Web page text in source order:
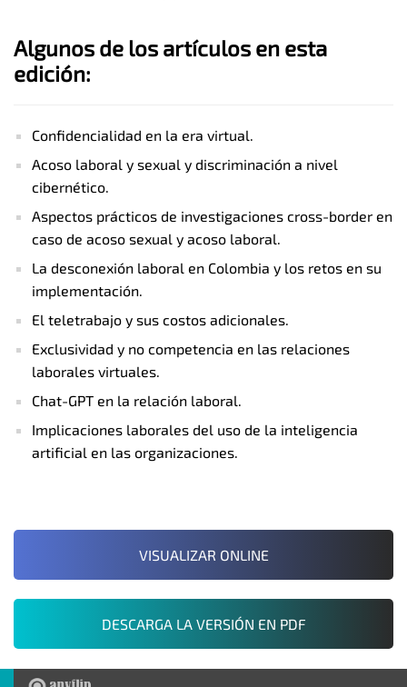
Algunos de los artículos en esta
edición:
Confidencialidad en la era virtual.
Acoso laboral y sexual y discriminación a nivel
cibernético.
Aspectos prácticos de investigaciones cross-border en
caso de acoso sexual y acoso laboral.
La desconexión laboral en Colombia y los retos en su
implementación.
El teletrabajo y sus costos adicionales.
Exclusividad y no competencia en las relaciones
laborales virtuales.
Chat-GPT en la relación laboral.
Implicaciones laborales del uso de la inteligencia
artificial en las organizaciones.
VISUALIZAR ONLINE
DESCARGA LA VERSIÓN EN PDF